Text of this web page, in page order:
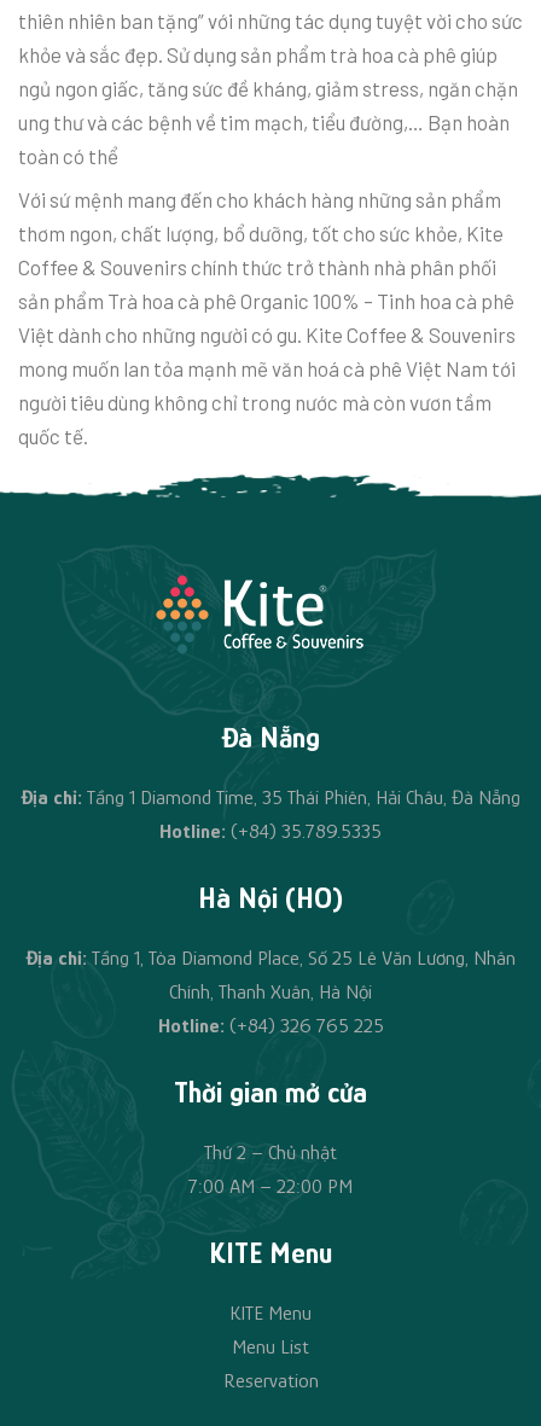
thiên nhiên ban tặng” với những tác dụng tuyệt vời cho sức
khỏe và sắc đẹp. Sử dụng sản phẩm trà hoa cà phê giúp
ngủ ngon giấc, tăng sức đề kháng, giảm stress, ngăn chặn
ung thư và các bệnh về tim mạch, tiểu đường,… Bạn hoàn
toàn có thể
Với sứ mệnh mang đến cho khách hàng những sản phẩm
thơm ngon, chất lượng, bổ dưỡng, tốt cho sức khỏe, Kite
Coffee & Souvenirs chính thức trở thành nhà phân phối
sản phẩm Trà hoa cà phê Organic 100% – Tinh hoa cà phê
Việt dành cho những người có gu. Kite Coffee & Souvenirs
mong muốn lan tỏa mạnh mẽ văn hoá cà phê Việt Nam tới
người tiêu dùng không chỉ trong nước mà còn vươn tầm
quốc tế.
Đà Nẵng
Địa chỉ: Tầng 1 Diamond Time, 35 Thái Phiên, Hải Châu, Đà Nẵng
Hotline: (+84) 35.789.5335
Hà Nội (HO)
Địa chỉ:Tầng 1, Tòa Diamond Place, Số 25 Lê Văn Lương, Nhân
Chính, Thanh Xuân, Hà Nội
Hotline: (+84) 326 765 225
Thời gian mở cửa
Thứ 2 – Chủ nhật
7:00 AM – 22:00 PM
KITE Menu
KITE Menu
Menu List
Reservation